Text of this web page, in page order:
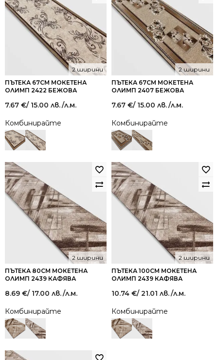
ПЪТЕКА 67СМ МОКЕТЕНА
ОЛИМП 2422 БЕЖОВА
2 ширини
7.67 €/ 15.00 лв./л.м.
Комбинирайте
ПЪТЕКА 67СМ МОКЕТЕНА
ОЛИМП 2407 БЕЖОВА
2 ширини
7.67 €/ 15.00 лв./л.м.
Комбинирайте
ПЪТЕКА 80СМ МОКЕТЕНА
ОЛИМП 2439 КАФЯВА
2 ширини
8.69 €/ 17.00 лв./л.м.
Комбинирайте
ПЪТЕКА 100СМ МОКЕТЕНА
ОЛИМП 2439 КАФЯВА
2 ширини
10.74 €/ 21.01 лв./л.м.
Комбинирайте